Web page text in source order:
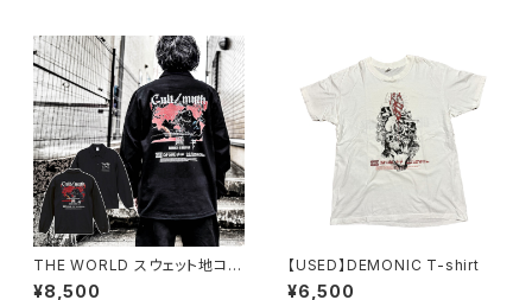
THE WORLD スウェット地コー
チジャケット（公式サイト限定SP
¥8,500
【USED】DEMONIC T-shirt
¥6,500